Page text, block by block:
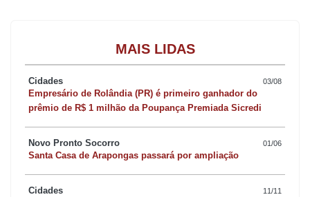
MAIS LIDAS
Cidades 03/08
Empresário de Rolândia (PR) é primeiro ganhador do
prêmio de R$ 1 milhão da Poupança Premiada Sicredi
Novo Pronto Socorro 01/06
Santa Casa de Arapongas passará por ampliação
Cidades 11/11